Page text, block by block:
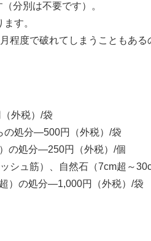
分別は不要です）。
す。
程度で破れてしまうこともある
外税）/袋
の処分—500円（外税）/袋
の処分—250円（外税）/個
シュ筋）、自然石（7cm超～
）の処分—1,000円（外税）/袋